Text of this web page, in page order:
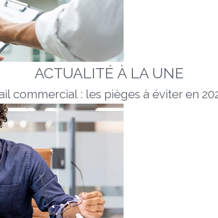
ACTUALITÉ À LA UNE
commercial : les pièges à éviter en